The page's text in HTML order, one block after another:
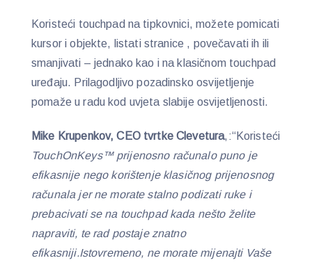
Koristeći touchpad na tipkovnici, možete pomicati
kursor i objekte, listati stranice , povečavati ih ili
smanjivati – jednako kao i na klasičnom touchpad
uređaju. Prilagodljivo pozadinsko osvijetljenje
pomaže u radu kod uvjeta slabije osvijetljenosti.
Mike Krupenkov, CEO tvrtke Clevetura,:“Koristeći
TouchOnKeys™ prijenosno računalo puno je
efikasnije nego korištenje klasičnog prijenosnog
računala jer ne morate stalno podizati ruke i
prebacivati se na touchpad kada nešto želite
napraviti, te rad postaje znatno
efikasniji.Istovremeno, ne morate mijenajti Vaše